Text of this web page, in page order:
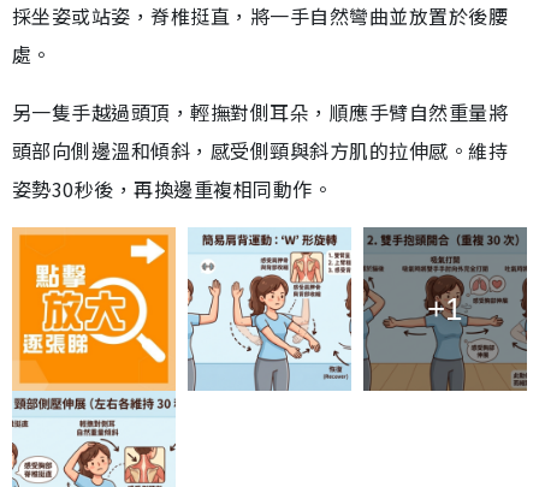
採坐姿或站姿，脊椎挺直，將一手自然彎曲並放置於後腰
處。
另一隻手越過頭頂，輕撫對側耳朵，順應手臂自然重量將
頭部向側邊溫和傾斜，感受側頸與斜方肌的拉伸感。維持
姿勢30秒後，再換邊重複相同動作。
+1